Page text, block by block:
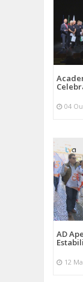
04
AD
12